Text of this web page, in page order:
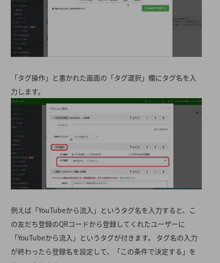
「タグ操作」と書かれた画面の「タグ選択」欄にタグ名を入
力します。
例えば「YouTubeから流入」というタグ名を入力すると、こ
の友だち登録のQRコードから登録してくれたユーザーに
「YouTubeから流入」というタグが付きます。 タグ名の入力
が終わったら登録名を設定して、「この条件で決定する」を